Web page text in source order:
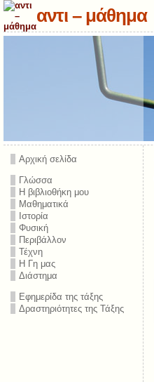
αντι – μάθημα
Αρχική σελίδα
Γλώσσα
Η βιβλιοθήκη μου
Μαθηματικά
Ιστορία
Φυσική
Περιβάλλον
Τέχνη
Η Γη μας
Διάστημα
Εφημερίδα της τάξης
Δραστηριότητες της Τάξης